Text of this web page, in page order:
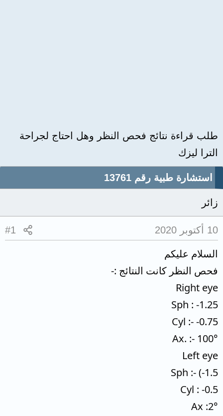
طلب قراءة نتائج فحص النظر وهل احتاج لجراحة
الترا ليزك
استشارة طبية رقم 13761
زائر
10 أكتوبر 2020 #1
السلام عليكم
فحص النظر كانت النتائج :-
Right eye
Sph : -1.25
Cyl :- -0.75
Ax. :- 100°
Left eye
Sph :- (-1.5
Cyl : -0.5
Ax :2°